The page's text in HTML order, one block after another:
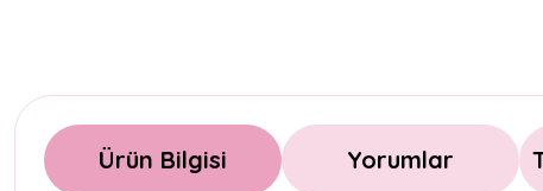
Ürün Bilgisi Yorumlar